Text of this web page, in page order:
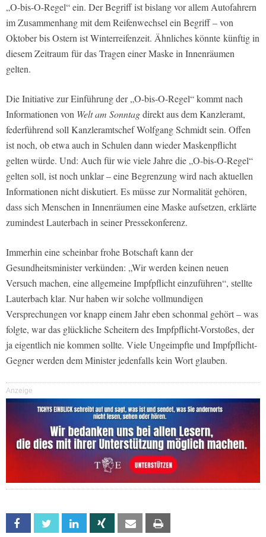
„O-bis-O-Regel“ ein. Der Begriff ist bislang vor allem Autofahrern
im Zusammenhang mit dem Reifenwechsel ein Begriff – von
Oktober bis Ostern ist Winterreifenzeit. Ähnliches könnte künftig in
diesem Zeitraum für das Tragen einer Maske in Innenräumen
gelten.
Die Initiative zur Einführung der „O-bis-O-Regel“ kommt nach
Informationen von Welt am Sonntagdirekt aus dem Kanzleramt,
federführend soll Kanzleramtschef Wolfgang Schmidt sein. Offen
ist noch, ob etwa auch in Schulen dann wieder Maskenpflicht
gelten würde. Und: Auch für wie viele Jahre die „O-bis-O-Regel“
gelten soll, ist noch unklar – eine Begrenzung wird nach aktuellen
Informationen nicht diskutiert. Es müsse zur Normalität gehören,
dass sich Menschen in Innenräumen eine Maske aufsetzen, erklärte
zumindest Lauterbach in seiner Pressekonferenz.
Immerhin eine scheinbar frohe Botschaft kann der
Gesundheitsminister verkünden: „Wir werden keinen neuen
Versuch machen, eine allgemeine Impfpflicht einzuführen“, stellte
Lauterbach klar. Nur haben wir solche vollmundigen
Versprechungen vor knapp einem Jahr eben schonmal gehört – was
folgte, war das glückliche Scheitern des Impfpflicht-Vorstoßes, der
ja eigentlich nie kommen sollte. Viele Ungeimpfte und Impfpflicht-
Gegner werden dem Minister jedenfalls kein Wort glauben.
Anzeige
Facebook Twitter Linkedin Xing Email